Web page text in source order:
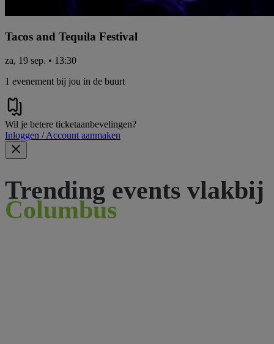
Tacos and Tequila Festival
za, 19 sep. • 13:30
1 evenement bij jou in de buurt
Wil je betere ticketaanbevelingen?
Inloggen / Account aanmaken
Trending events vlakbij
Columbus